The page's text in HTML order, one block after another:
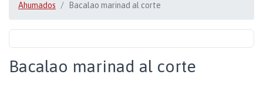
Ahumados Bacalao marinad al corte
Bacalao marinad al corte